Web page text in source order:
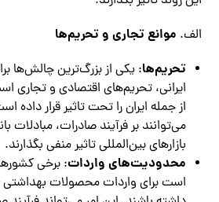
الف. موانع تجاری و تحریم‌ها
تحریم‌ها: یکی از بزرگ‌ترین چالش‌ها
ایرانی، تحریم‌های اقتصادی و تجاری
از جمله ایران را تحت تاثیر قرار داده
می‌توانند بر فرآیند صادرات، مبادلات
بازارهای بین‌المللی تاثیر منفی بگذارند.
محدودیت‌های واردات: برخی
است برای واردات محصولات بهداشتی